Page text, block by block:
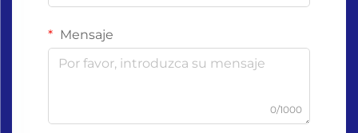
Mensaje
0/1000